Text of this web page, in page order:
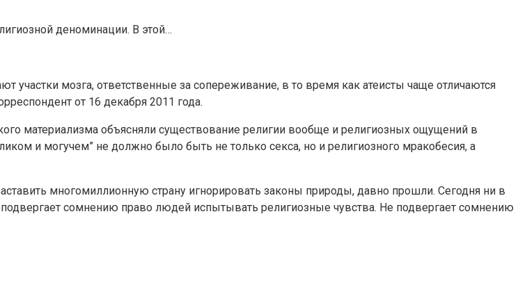
деноминации. В этой…
мозга, ответственные за сопереживание, в то время как атеисты чаще отличаются
от 16 декабря 2011 года.
материализма объясняли существование религии вообще и религиозных ощущений в
и могучем” не должно было быть не только секса, но и религиозного мракобесия, а
многомиллионную страну игнорировать законы природы, давно прошли. Сегодня ни в
сомнению право людей испытывать религиозные чувства. Не подвергает сомнению